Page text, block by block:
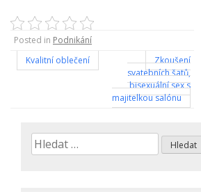
Posted in Podnikání
Navigace
Kvalitní oblečení
Zkoušení
svatebních šatů,
bisexuální sex s
majitelkou salónu
Vyhledávání